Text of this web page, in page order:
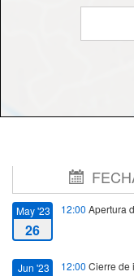
May '23
26
12:00 Apertura
Jun '23 12:00 Cierre de